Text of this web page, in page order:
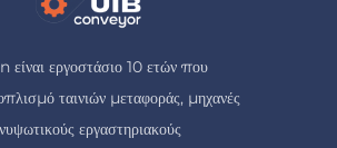
εργοστάσιο 10 ετών που
ταινιών μεταφοράς, μηχανές
εργαστηριακούς